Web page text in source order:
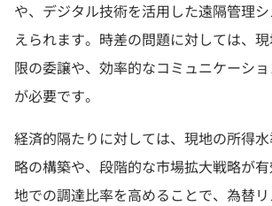
や、デジタル技術を活用した遠隔管理
えられます。時差の問題に対しては、
限の委譲や、効率的なコミュニケーシ
が必要です。
経済的隔たりに対しては、現地の所得
略の構築や、段階的な市場拡大戦略が
地での調達比率を高めることで、為替